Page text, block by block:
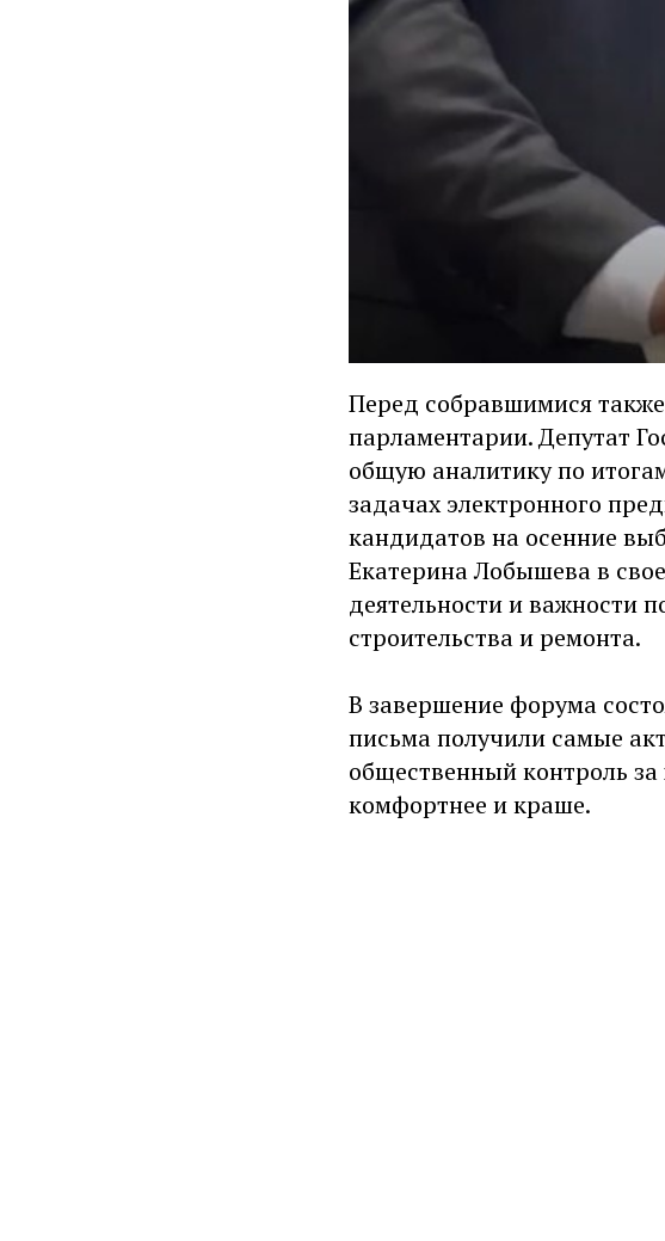
Перед собравшимися
парламентарии. Депутат
общую аналитику по
задачах электронного
кандидатов на осенние
Екатерина Лобышева в
деятельности и важности
строительства и ремонта.
В завершение форума
письма получили самые
общественный контроль
комфортнее и краше.